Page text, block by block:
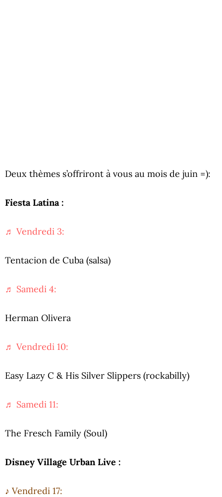
Deux thèmes s’offriront à vous au mois de juin =):
Fiesta Latina :
♬ Vendredi 3:
Tentacion de Cuba (salsa)
♬ Samedi 4:
Herman Olivera
♬ Vendredi 10:
Easy Lazy C & His Silver Slippers (rockabilly)
♬ Samedi 11:
The Fresch Family (Soul)
Disney Village Urban Live :
♪ Vendredi 17: